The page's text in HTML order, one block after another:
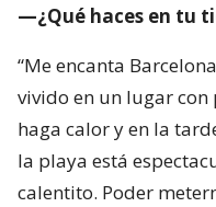
—¿Qué haces en tu
“Me encanta
vivido en un lugar con
haga calor y en la
la playa está
calentito. Poder